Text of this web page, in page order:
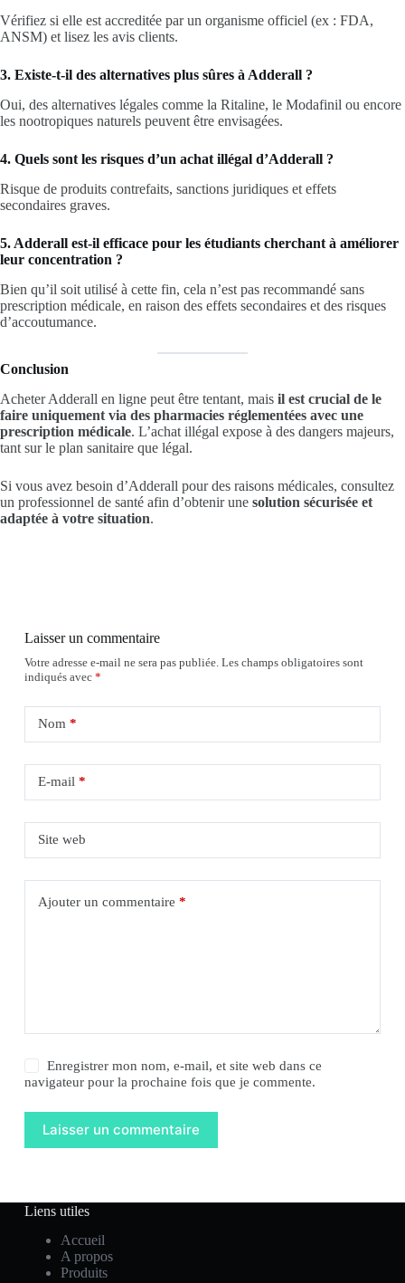
Vérifiez si elle est accreditée par un organisme officiel (ex : FDA,
ANSM) et lisez les avis clients.
3. Existe-t-il des alternatives plus sûres à Adderall ?
Oui, des alternatives légales comme la Ritaline, le Modafinil ou encore
les nootropiques naturels peuvent être envisagées.
4. Quels sont les risques d’un achat illégal d’Adderall ?
Risque de produits contrefaits, sanctions juridiques et effets
secondaires graves.
5. Adderall est-il efficace pour les étudiants cherchant à améliorer
leur concentration ?
Bien qu’il soit utilisé à cette fin, cela n’est pas recommandé sans
prescription médicale, en raison des effets secondaires et des risques
d’accoutumance.
Conclusion
Acheter Adderall en ligne peut être tentant, mais il est crucial de le
faire uniquement via des pharmacies réglementées avec une
prescription médicale. L’achat illégal expose à des dangers majeurs,
tant sur le plan sanitaire que légal.
Si vous avez besoin d’Adderall pour des raisons médicales, consultez
un professionnel de santé afin d’obtenir une solution sécurisée et
adaptée à votre situation.
Laisser un commentaire
Votre adresse e-mail ne sera pas publiée. Les champs obligatoires sont
indiqués avec *
Nom *
E-mail *
Site web
Ajouter un commentaire *
Enregistrer mon nom, e-mail, et site web dans ce
navigateur pour la prochaine fois que je commente.
Laisser un commentaire
Liens utiles
Accueil
A propos
Produits